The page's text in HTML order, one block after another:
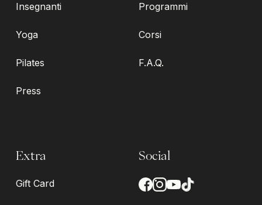
Insegnanti
Yoga
Pilates
Press
Programmi
Corsi
F.A.Q.
Extra
Gift Card
Social